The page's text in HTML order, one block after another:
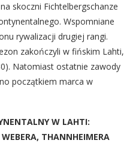
skoczni Fichtelbergschanze
Wspomniane
rywalizacji drugiej rangi.
zakończyli w fińskim Lahti,
Natomiast ostatnie zawody
początkiem marca w
W LAHTI:
THANNHEIMERA